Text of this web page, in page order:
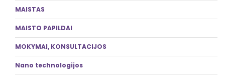
MAISTAS
MAISTO PAPILDAI
MOKYMAI, KONSULTACIJOS
Nano technologijos